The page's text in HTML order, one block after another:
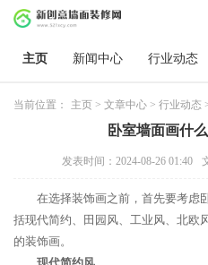
主页 新闻中心 行业动态
当前位置： 主页 > 文章中心 > 行业动态
卧室墙面画什
发表时间：2024-08-26 01:40
在选择装饰画之前，首先要考虑
括现代简约、田园风、工业风、北欧
的装饰画。